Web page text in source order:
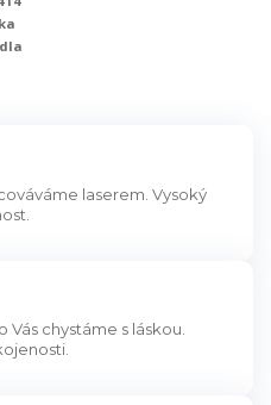
laserem. Vysoký
chystáme s láskou.